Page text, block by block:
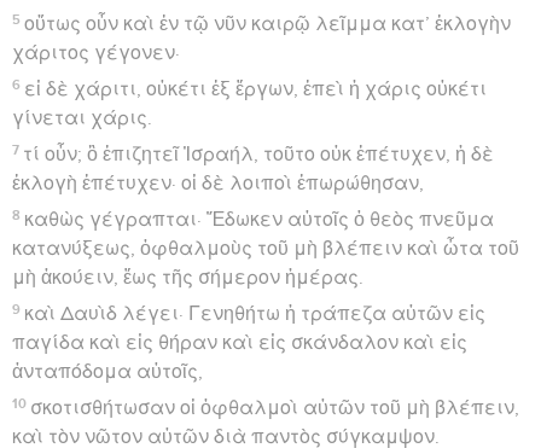
5 οὕτως οὖν καὶ ἐν τῷ νῦν καιρῷ λεῖμμα κατ’ ἐκλογὴν
χάριτος γέγονεν·
6 εἰ δὲ χάριτι, οὐκέτι ἐξ ἔργων, ἐπεὶ ἡ χάρις οὐκέτι
γίνεται χάρις.
7 τί οὖν; ὃ ἐπιζητεῖ Ἰσραήλ, τοῦτο οὐκ ἐπέτυχεν, ἡ δὲ
ἐκλογὴ ἐπέτυχεν· οἱ δὲ λοιποὶ ἐπωρώθησαν,
8 καθὼς γέγραπται· Ἔδωκεν αὐτοῖς ὁ θεὸς πνεῦμα
κατανύξεως, ὀφθαλμοὺς τοῦ μὴ βλέπειν καὶ ὦτα τοῦ
μὴ ἀκούειν, ἕως τῆς σήμερον ἡμέρας.
9 καὶ Δαυὶδ λέγει· Γενηθήτω ἡ τράπεζα αὐτῶν εἰς
παγίδα καὶ εἰς θήραν καὶ εἰς σκάνδαλον καὶ εἰς
ἀνταπόδομα αὐτοῖς,
10 σκοτισθήτωσαν οἱ ὀφθαλμοὶ αὐτῶν τοῦ μὴ βλέπειν,
καὶ τὸν νῶτον αὐτῶν διὰ παντὸς σύγκαμψον.